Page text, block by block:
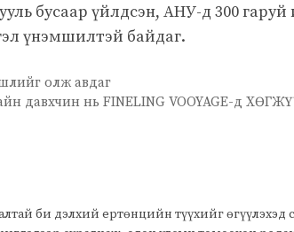
бусаар үйлдсэн, АНУ-д 300 гаруй
үнэмшилтэй байдаг.
олж авдаг
давхчин нь FINELING VOOYAGE-д
би дэлхий ертөнцийн түүхийг өгүүлэхэд